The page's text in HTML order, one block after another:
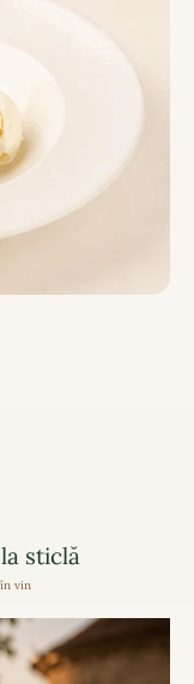
sticlă
vin